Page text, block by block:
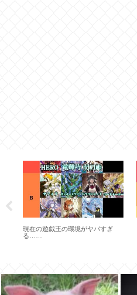
現在の遊戯王の環境がヤバすぎ
る……